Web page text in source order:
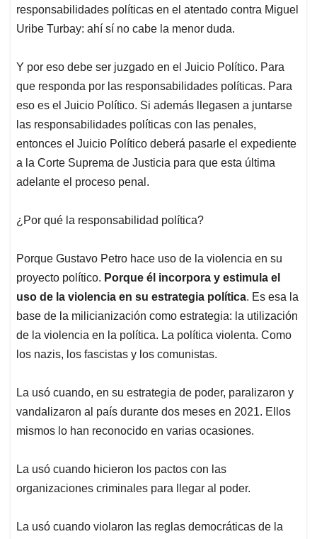
responsabilidades políticas en el atentado contra Miguel
Uribe Turbay: ahí sí no cabe la menor duda.
Y por eso debe ser juzgado en el Juicio Político. Para
que responda por las responsabilidades políticas. Para
eso es el Juicio Político. Si además llegasen a juntarse
las responsabilidades políticas con las penales,
entonces el Juicio Político deberá pasarle el expediente
a la Corte Suprema de Justicia para que esta última
adelante el proceso penal.
¿Por qué la responsabilidad política?
Porque Gustavo Petro hace uso de la violencia en su
proyecto político. Porque él incorpora y estimula el
uso de la violencia en su estrategia política. Es esa la
base de la milicianización como estrategia: la utilización
de la violencia en la política. La política violenta. Como
los nazis, los fascistas y los comunistas.
La usó cuando, en su estrategia de poder, paralizaron y
vandalizaron al país durante dos meses en 2021. Ellos
mismos lo han reconocido en varias ocasiones.
La usó cuando hicieron los pactos con las
organizaciones criminales para llegar al poder.
La usó cuando violaron las reglas democráticas de la